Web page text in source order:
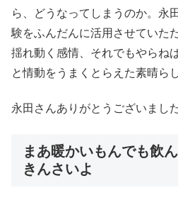
ら、どうなってしまうのか。永
験をふんだんに活用させていた
揺れ動く感情、それでもやらね
と情動をうまくとらえた素晴ら
永田さんありがとうございました
まあ暖かいもんでも飲
きんさいよ